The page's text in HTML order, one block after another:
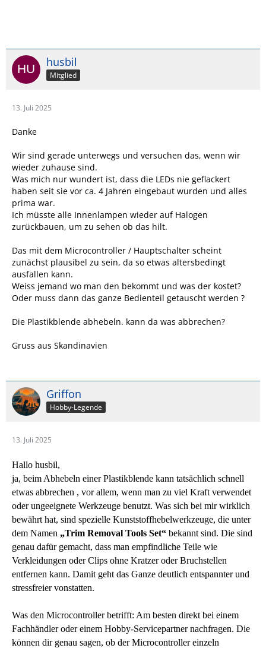
husbil
Mitglied
13. Juli 2025
Danke
Wir sind gerade unterwegs und versuchen das, wenn wir
wieder zuhause sind.
Was mich nur wundert ist, dass die LEDs nie geflackert
haben seit sie vor ca. 4 Jahren eingebaut wurden und alles
prima war.
Ich müsste alle Innenlampen wieder auf Halogen
zurückbauen, um zu sehen ob das hilt.
Das mit dem Microcontroller / Hauptschalter scheint
zunächst plausibel zu sein, da so etwas altersbedingt
ausfallen kann.
Weiss jemand wo man den bekommt und was der kostet?
Oder muss dann das ganze Bedienteil getauscht werden ?
Die Plastikblende abhebeln. kann da was abbrechen?
Gruss aus Skandinavien
Griffon
Hobby-Legende
13. Juli 2025
Hallo husbil,
ja, beim Abhebeln einer Plastikblende kann tatsächlich schnell
etwas abbrechen , vor allem, wenn man zu viel Kraft verwendet
oder ungeeignete Werkzeuge benutzt. Was sich bei mir wirklich
bewährt hat, sind spezielle Kunststoffhebelwerkzeuge, die unter
dem Namen „Trim Removal Tools Set“ bekannt sind. Die sind
genau dafür gemacht, dass man empfindliche Teile wie
Verkleidungen oder Clips ohne Kratzer oder Bruchstellen
entfernen kann. Damit geht das Ganze deutlich entspannter und
stressfreier vonstatten.
Was den Microcontroller betrifft: Am besten direkt bei einem
Fachhändler oder einem Hobby-Servicepartner nachfragen. Die
können dir genau sagen, ob der Microcontroller einzeln